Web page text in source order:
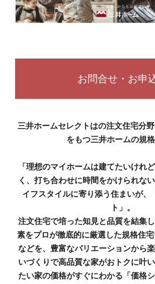
お問合せ・お申
三井ホームセレクトはの注文住宅分
をもつ三井ホームの規格
「理想のマイホームは建てたいけれ
く、打ち合わせに時間をかけられない
イフスタイルに寄り添う住まいが、
ト 」 。
注文住宅で培った知見と品質を結集し
素をプロが徹底的に厳選した規格住
などを、豊富なバリエーションから
いづくりで高品質な家がおトクに叶
たい家の価格がすぐにわかる 「 価格